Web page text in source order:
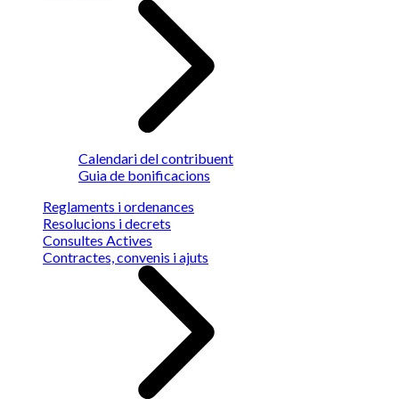
Calendari del contribuent
Guia de bonificacions
Reglaments i ordenances
Resolucions i decrets
Consultes Actives
Contractes, convenis i ajuts